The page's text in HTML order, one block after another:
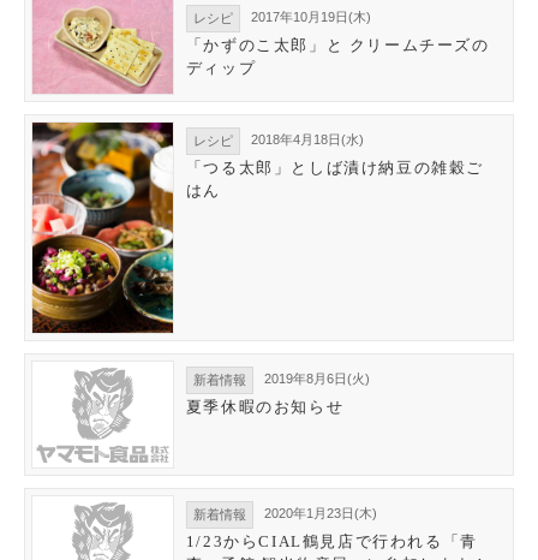
レシピ 2017年10月19日(木)
「かずのこ太郎」と クリームチーズの
ディップ
レシピ 2018年4月18日(水)
「つる太郎」としば漬け納豆の雑穀ご
はん
新着情報 2019年8月6日(火)
夏季休暇のお知らせ
新着情報 2020年1月23日(木)
1/23からCIAL鶴見店で行われる「青